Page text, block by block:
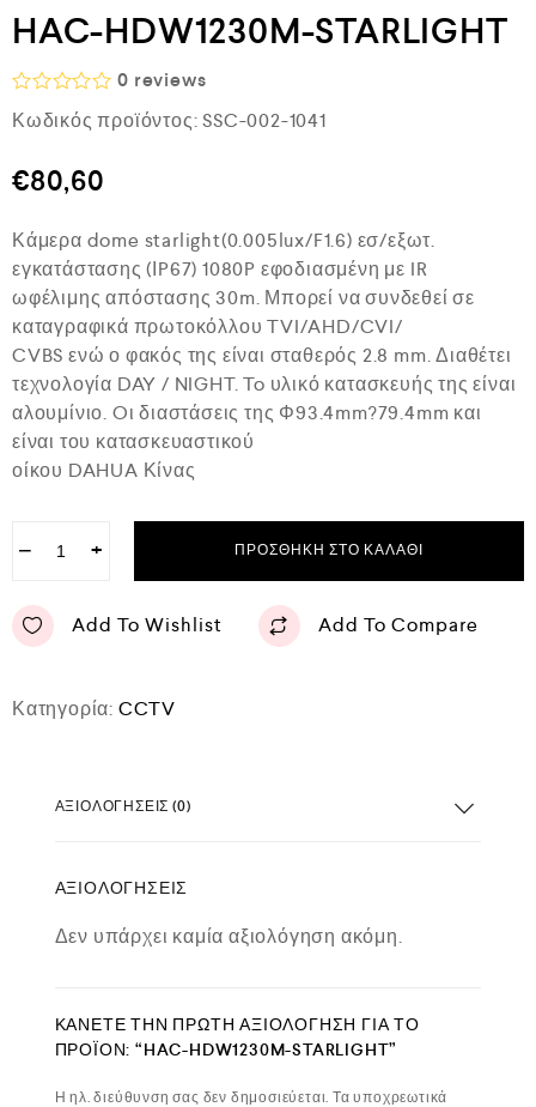
HAC-HDW1230M-STARLIGHT
Β
α
μ
ο
γ
ή
θ
η
κ
ε
μ
ε
α
π
ό
5
0 reviews
Κωδικός προϊόντος: SSC-002-1041
€80,60
Κάμερα dome starlight(0.005lux/F1.6) εσ/εξωτ.
εγκατάστασης (ΙP67) 1080P εφοδιασμένη με IR
ωφέλιμης απόστασης 30m. Μπορεί να συνδεθεί σε
καταγραφικά πρωτοκόλλου TVI/AHD/CVI/
CVBS ενώ ο φακός της είναι σταθερός 2.8 mm. Διαθέτει
τεχνολογία DAY / NIGHT. To υλικό κατασκευής της είναι
αλουμίνιο. Oι διαστάσεις της Φ93.4mm?79.4mm και
είναι του κατασκευαστικού
οίκου DAHUA Κίνας
− + ΠΡΟΣΘΉΚΗ ΣΤΟ ΚΑΛΆΘΙ
Add To Wishlist Add To Compare
Κατηγορία: CCTV
ΑΞΙΟΛΟΓΉΣΕΙΣ (0)
ΑΞΙΟΛΟΓΉΣΕΙΣ
Δεν υπάρχει καμία αξιολόγηση ακόμη.
ΚΆΝΕΤΕ ΤΗΝ ΠΡΏΤΗ ΑΞΙΟΛΌΓΗΣΗ ΓΙΑ ΤΟ
ΠΡΟΪΌΝ: “HAC-HDW1230M-STARLIGHT”
Η ηλ. διεύθυνση σας δεν δημοσιεύεται. Τα υποχρεωτικά